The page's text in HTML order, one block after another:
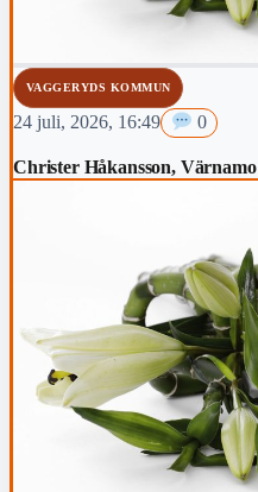
VAGGERYDS KOMMUN
24 juli, 2026, 16:49 0
Christer Håkansson, Värnamo